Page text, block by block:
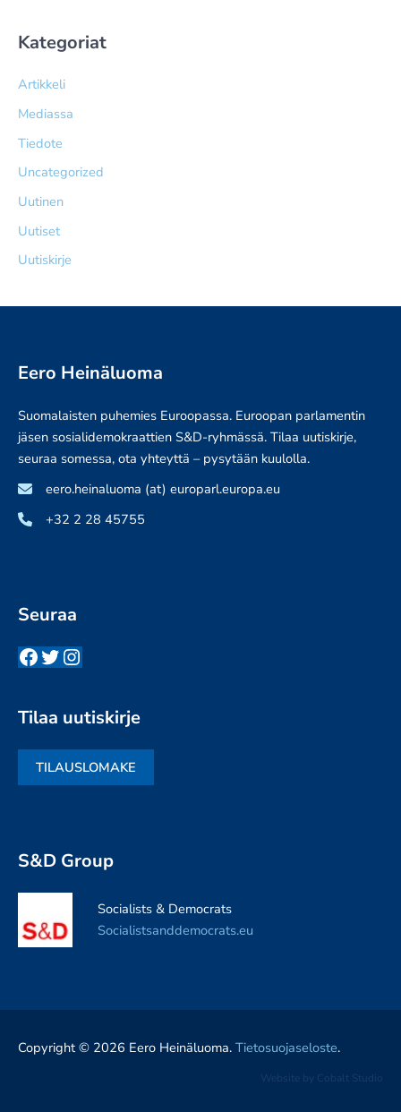
Kategoriat
Artikkeli
Mediassa
Tiedote
Uncategorized
Uutinen
Uutiset
Uutiskirje
Eero Heinäluoma
Suomalaisten puhemies Euroopassa. Euroopan parlamentin
jäsen sosialidemokraattien S&D-ryhmässä. Tilaa uutiskirje,
seuraa somessa, ota yhteyttä – pysytään kuulolla.
eero.heinaluoma (at) europarl.europa.eu
+32 2 28 45755
Seuraa
Facebook
Twitter
Instagram
Tilaa uutiskirje
TILAUSLOMAKE
S&D Group
Socialists & Democrats
Socialistsanddemocrats.eu
Copyright © 2026 Eero Heinäluoma. Tietosuojaseloste.
Website by Cobalt Studio